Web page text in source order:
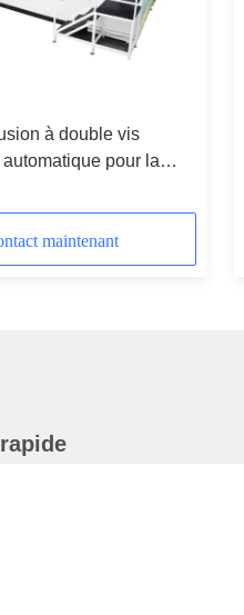
à double vis
pour la
h
maintenant